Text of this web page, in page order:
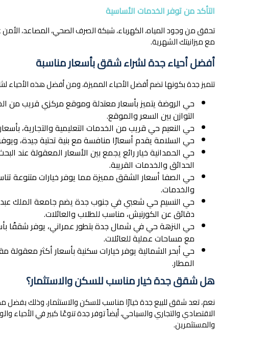
التأكد من توفر الخدمات الأساسية
تحقق من وجود المياه، الكهرباء، شبكة الصرف الصحي، المصاعد، الأمن
مع ميزانيتك الشهرية.
أفضل أحياء جدة لشراء شقق بأسعار مناسبة
تتميز جدة بكونها تضم أفضل الأحياء المميزة، ومن أفضل هذه
حي الروضة يتميز بأسعار معتدلة وموقع مركزي قريب من
التوازن بين السعر والموقع.
حي النعيم حي قريب من الخدمات التعليمية والتجارية،
حي السلامة يقدم أسعارًا منافسة مع بنية تحتية جيدة،
حي الحمدانية خيار رائع يجمع بين الأسعار المعقولة عند
الحدائق والخدمات القريبة.
حي الصفا أسعار الشقق مميزة مما يوفر خيارات متنوعة
والخدمات.
دقائق عن الكورنيش، مناسب للطلاب والعائلات.
حي النزهة حي في شمال جدة بتطور عمراني، يوفر شققًا
مع مساحات عملية للعائلات.
حي أبحر الشمالية يوفر خيارات سكنية بأسعار أكثر
المطار.
هل شقق جدة خيار مناسب للسكن والاستثمار؟
نعم، تعد شقق للبيع جدة خيارًا مناسب للسكن والاستثمار، وذلك
الاقتصادي والتجاري والسياحي، أيضاً توفر جدة تنوعًا كبير في الأحياء
والمستثمرين.